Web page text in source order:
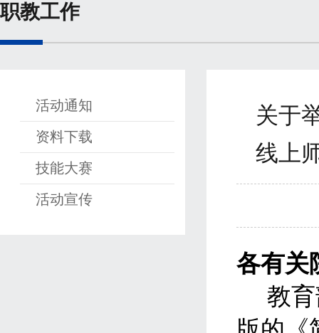
职教工作
活动通知
资料下载
技能大赛
活动宣传
关于
线上
各有关
教